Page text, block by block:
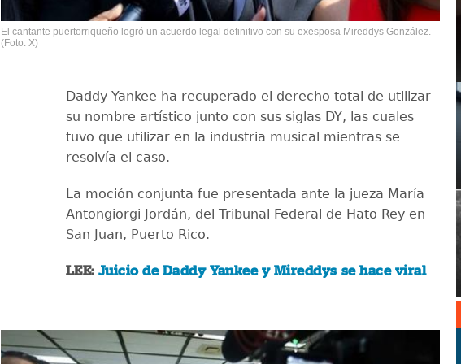
El cantante puertorriqueño logró un acuerdo legal definitivo con su exesposa Mireddys González.
(Foto: X)
Daddy Yankee ha recuperado el derecho total de utilizar
su nombre artístico junto con sus siglas DY, las cuales
tuvo que utilizar en la industria musical mientras se
resolvía el caso.
La moción conjunta fue presentada ante la jueza María
Antongiorgi Jordán, del Tribunal Federal de Hato Rey en
San Juan, Puerto Rico.
LEE: Juicio de Daddy Yankee y Mireddys se hace viral